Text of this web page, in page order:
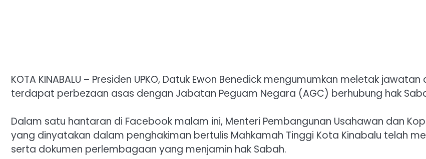
‎KOTA KINABALU – Presiden UPKO, Datuk Ewon Benedick mengumumkan meletak
terdapat perbezaan asas dengan Jabatan Peguam Negara (AGC) berhubung hak
‎Dalam satu hantaran di Facebook malam ini, Menteri Pembangunan Usahawan dan
yang dinyatakan dalam penghakiman bertulis Mahkamah Tinggi Kota Kinabalu telah
serta dokumen perlembagaan yang menjamin hak Sabah.